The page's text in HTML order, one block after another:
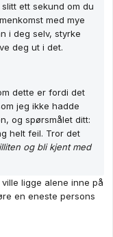
ett sekund om du
med mye
i deg selv, styrke
deg ut i det.
dette er fordi det
jeg ikke hadde
og spørsmålet ditt:
helt feil. Tror det
og bli kjent med
ligge alene inne på
en eneste persons